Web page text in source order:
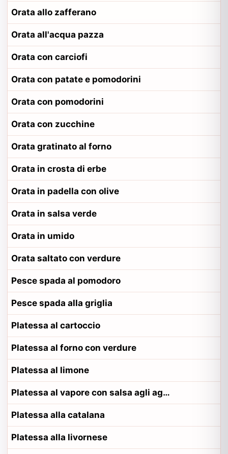
Orata allo zafferano
Orata all'acqua pazza
Orata con carciofi
Orata con patate e pomodorini
Orata con pomodorini
Orata con zucchine
Orata gratinato al forno
Orata in crosta di erbe
Orata in padella con olive
Orata in salsa verde
Orata in umido
Orata saltato con verdure
Pesce spada al pomodoro
Pesce spada alla griglia
Platessa al cartoccio
Platessa al forno con verdure
Platessa al limone
Platessa al vapore con salsa agli agrumi
Platessa alla catalana
Platessa alla livornese